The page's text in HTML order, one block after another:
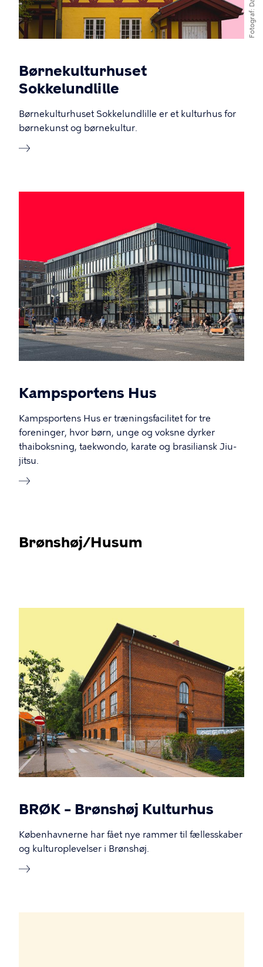
Fotograf
Børnekulturhuset
Sokkelundlille
Børnekulturhuset Sokkelundlille er et kulturhus for
børnekunst og børnekultur.
Kampsportens Hus
Kampsportens Hus er træningsfacilitet for tre
foreninger, hvor børn, unge og voksne dyrker
thaiboksning, taekwondo, karate og brasiliansk Jiu-
jitsu.
Brønshøj/Husum
BRØK – Brønshøj Kulturhus
Københavnerne har fået nye rammer til fællesskaber
og kulturoplevelser i Brønshøj.